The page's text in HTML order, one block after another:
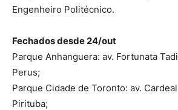
Engenheiro Politécnico.
Fechados desde 24/out
Parque Anhanguera: av. Fortunata
Perus;
Parque Cidade de Toronto: av.
Pirituba;